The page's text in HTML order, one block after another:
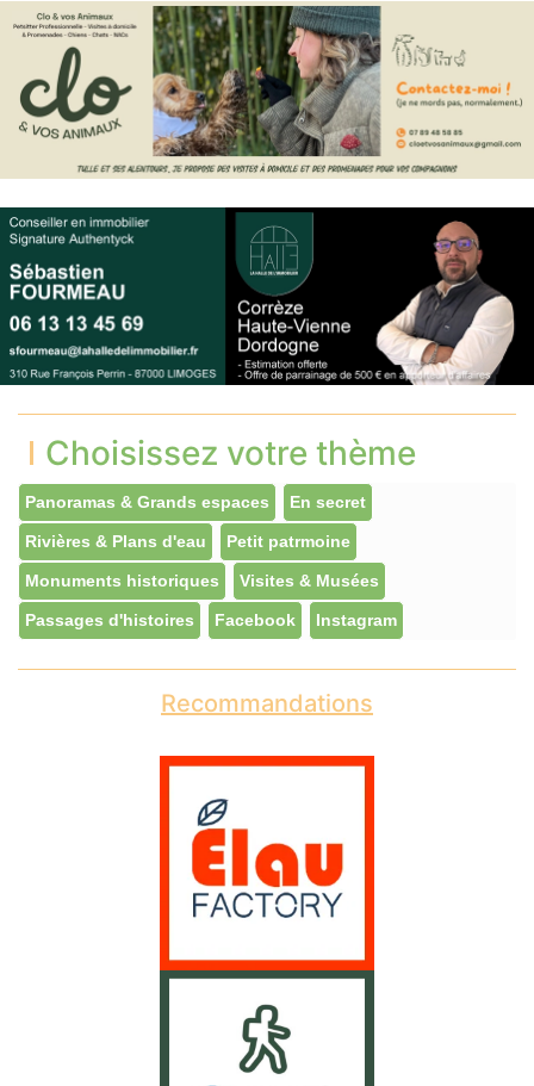
Choisissez votre thème
Panoramas & Grands espaces En secret
Rivières & Plans d'eau Petit patrmoine
Monuments historiques Visites & Musées
Passages d'histoires Facebook Instagram
Recommandations